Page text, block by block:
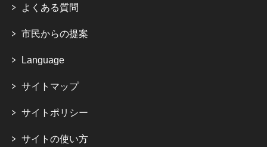
よくある質問
市民からの提案
Language
サイトマップ
サイトポリシー
サイトの使い方